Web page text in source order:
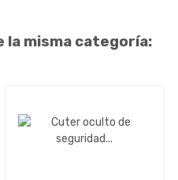
misma categoría: